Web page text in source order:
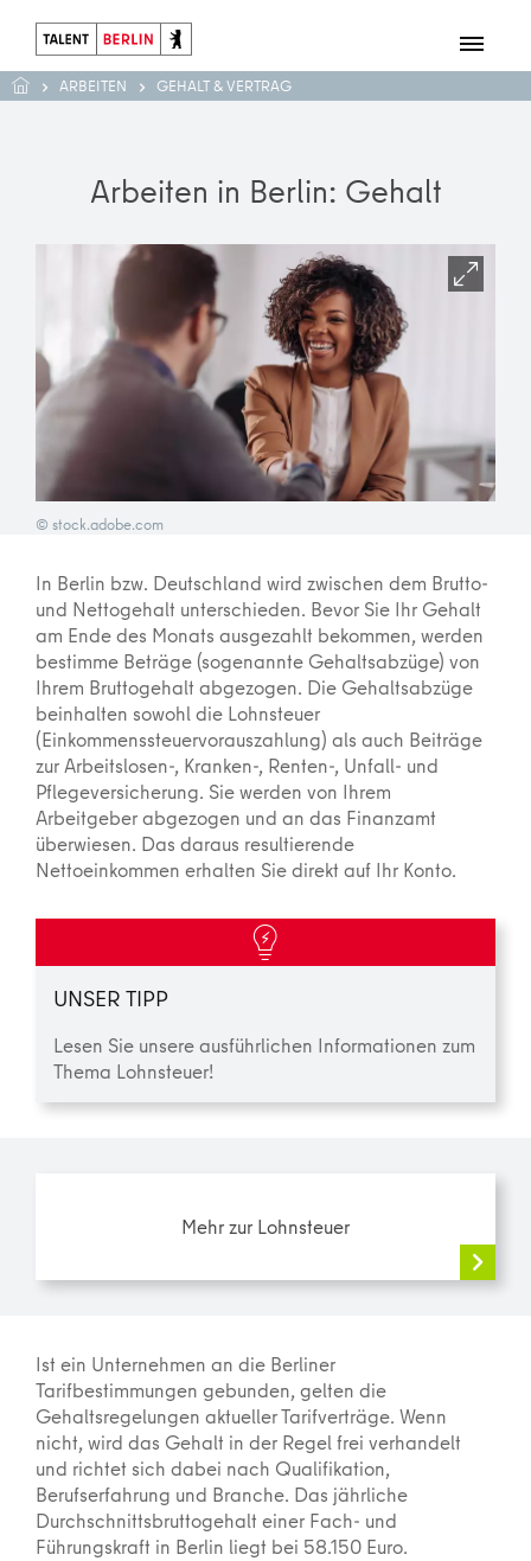
ARBEITEN GEHALT & VERTRAG
Arbeiten in Berlin: Gehalt
© stock.adobe.com
In Berlin bzw. Deutschland wird zwischen dem Brutto-
und Nettogehalt unterschieden. Bevor Sie Ihr Gehalt
am Ende des Monats ausgezahlt bekommen, werden
bestimme Beträge (sogenannte Gehaltsabzüge) von
Ihrem Bruttogehalt abgezogen. Die Gehaltsabzüge
beinhalten sowohl die Lohnsteuer
(Einkommenssteuervorauszahlung) als auch Beiträge
zur Arbeitslosen-, Kranken-, Renten-, Unfall- und
Pflegeversicherung. Sie werden von Ihrem
Arbeitgeber abgezogen und an das Finanzamt
überwiesen. Das daraus resultierende
Nettoeinkommen erhalten Sie direkt auf Ihr Konto.
UNSER TIPP
Lesen Sie unsere ausführlichen Informationen zum
Thema Lohnsteuer!
Mehr zur Lohnsteuer
Ist ein Unternehmen an die Berliner
Tarifbestimmungen gebunden, gelten die
Gehaltsregelungen aktueller Tarifverträge. Wenn
nicht, wird das Gehalt in der Regel frei verhandelt
und richtet sich dabei nach Qualifikation,
Berufserfahrung und Branche. Das jährliche
Durchschnittsbruttogehalt einer Fach- und
Führungskraft in Berlin liegt bei 58.150 Euro.